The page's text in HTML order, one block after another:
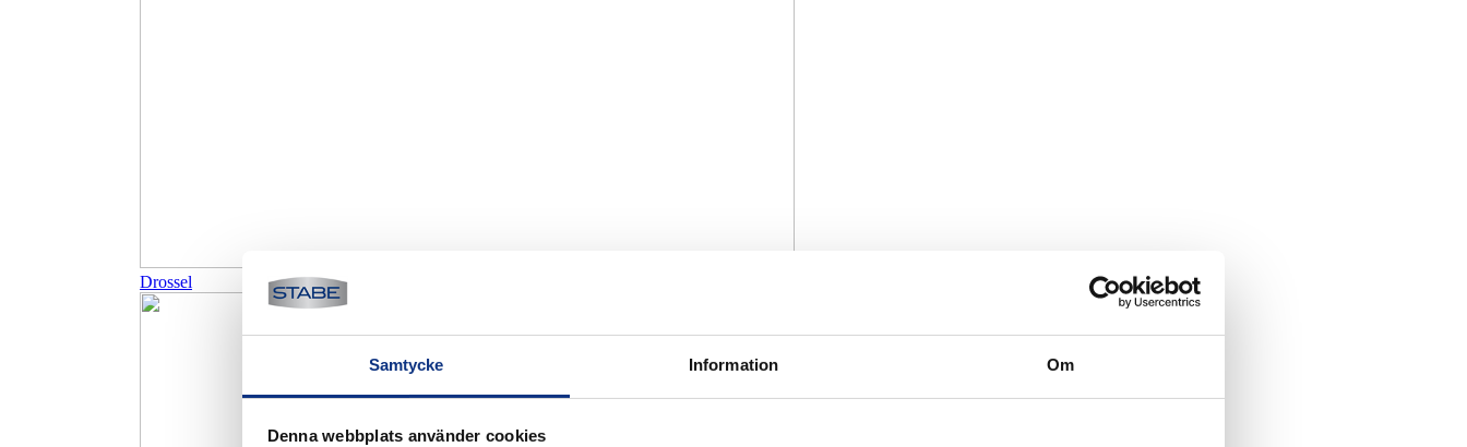
Samtycke Information Om
Denna webbplats använder cookies
Drossel